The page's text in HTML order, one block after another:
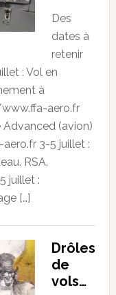
Des
dates à
retenir
: Vol en
à
www.ffa-aero.fr
Advanced (avion)
3-5 juillet :
RSA.
juillet :
[…]
Drôles
de
vols…